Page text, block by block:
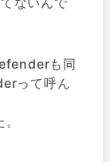
も同
って呼ん